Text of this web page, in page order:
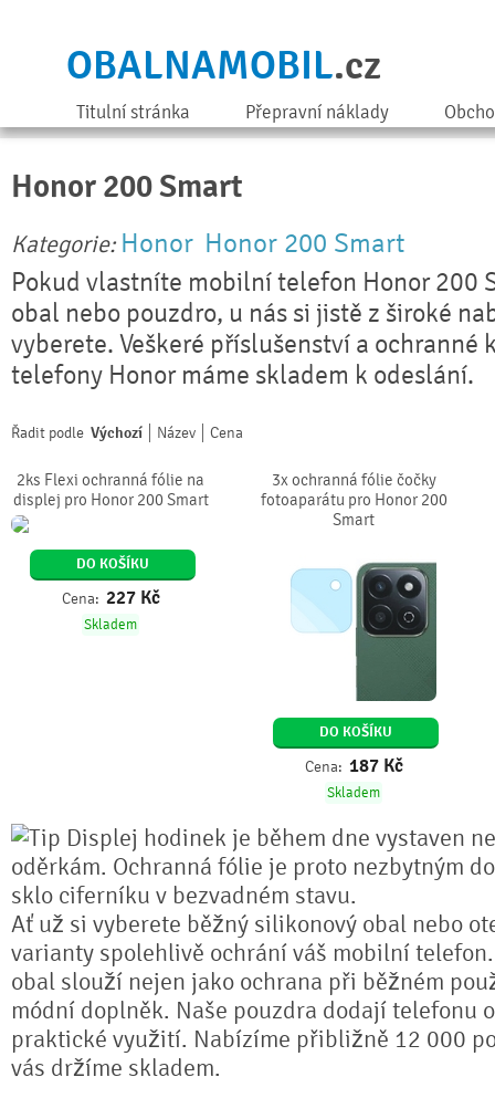
OBALNAMOBIL.cz
Titulní stránka Přepravní náklady
Honor 200 Smart
Kategorie: Honor Honor 200 Smart
Pokud vlastníte mobilní telefon Honor 200
obal nebo pouzdro, u nás si jistě z široké
vyberete. Veškeré příslušenství a ochranné
telefony Honor máme skladem k odeslání.
Řadit podle Výchozí Název Cena
2ks Flexi ochranná fólie na
displej pro Honor 200 Smart
DO KOŠÍKU
Cena: 227 Kč
Skladem
3x ochranná fólie čočky
fotoaparátu pro Honor 200
Smart
DO KOŠÍKU
Cena: 187 Kč
Skladem
Displej hodinek je během dne vystaven
oděrkám. Ochranná fólie je proto nezbytným
sklo ciferníku v bezvadném stavu.
Ať už si vyberete běžný silikonový obal nebo
varianty spolehlivě ochrání váš mobilní
obal slouží nejen jako ochrana při běžném
módní doplněk. Naše pouzdra dodají telefonu
praktické využití. Nabízíme přibližně 12 000
vás držíme skladem.